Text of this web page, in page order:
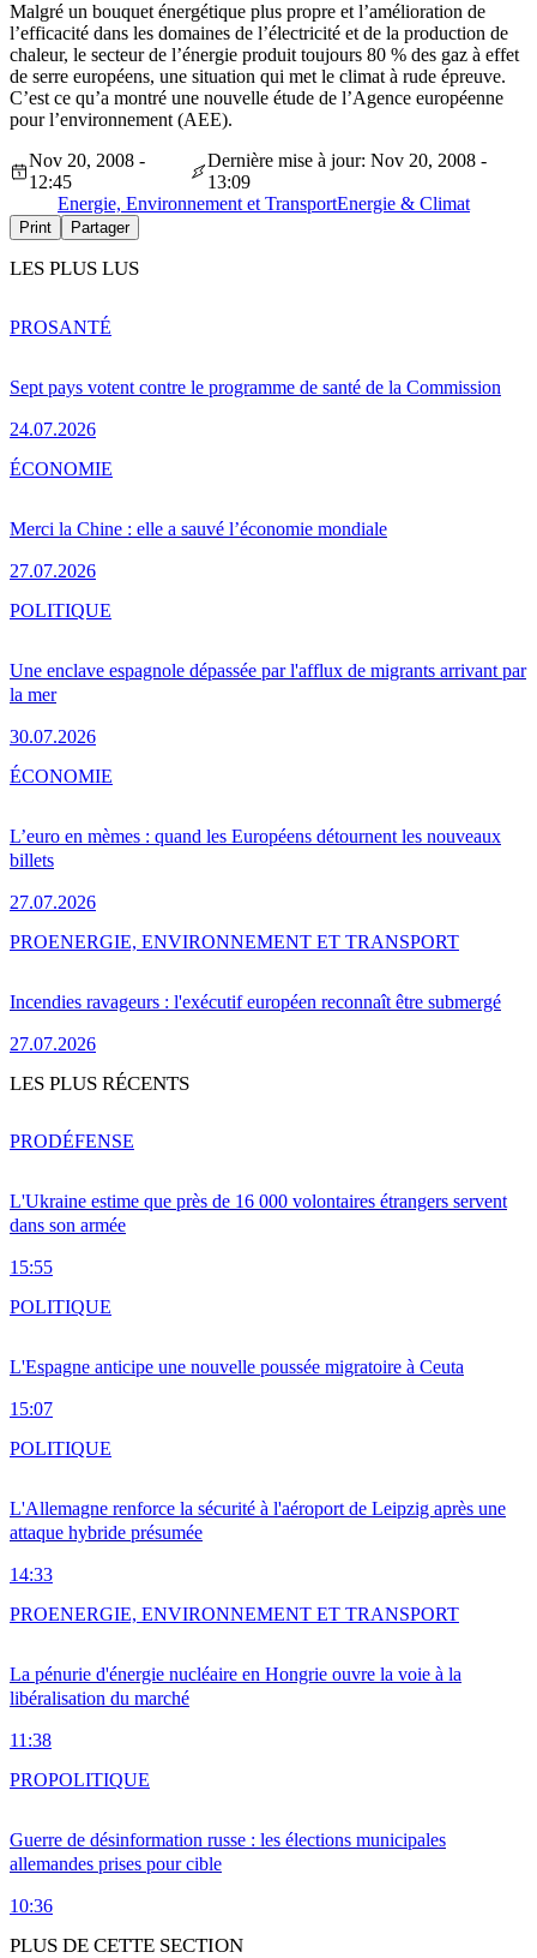
Malgré un bouquet énergétique plus propre et l’amélioration de
l’efficacité dans les domaines de l’électricité et de la production de
chaleur, le secteur de l’énergie produit toujours 80 % des gaz à effet
de serre européens, une situation qui met le climat à rude épreuve.
C’est ce qu’a montré une nouvelle étude de l’Agence européenne
pour l’environnement (AEE).
Nov 20, 2008 -
12:45
Dernière mise à jour: Nov 20, 2008 -
13:09
Energie, Environnement et TransportEnergie & Climat
Print Partager
LES PLUS LUS
Sept pays votent contre le programme de santé de la Commission
24.07.2026
PROSANTÉ
Merci la Chine : elle a sauvé l’économie mondiale
27.07.2026
ÉCONOMIE
Une enclave espagnole dépassée par l'afflux de migrants arrivant par
la mer
30.07.2026
POLITIQUE
L’euro en mèmes : quand les Européens détournent les nouveaux
billets
27.07.2026
ÉCONOMIE
Incendies ravageurs : l'exécutif européen reconnaît être submergé
27.07.2026
PROENERGIE, ENVIRONNEMENT ET TRANSPORT
LES PLUS RÉCENTS
L'Ukraine estime que près de 16 000 volontaires étrangers servent
dans son armée
15:55
PRODÉFENSE
L'Espagne anticipe une nouvelle poussée migratoire à Ceuta
15:07
POLITIQUE
L'Allemagne renforce la sécurité à l'aéroport de Leipzig après une
attaque hybride présumée
14:33
POLITIQUE
La pénurie d'énergie nucléaire en Hongrie ouvre la voie à la
libéralisation du marché
11:38
PROENERGIE, ENVIRONNEMENT ET TRANSPORT
Guerre de désinformation russe : les élections municipales
allemandes prises pour cible
10:36
PROPOLITIQUE
PLUS DE CETTE SECTION